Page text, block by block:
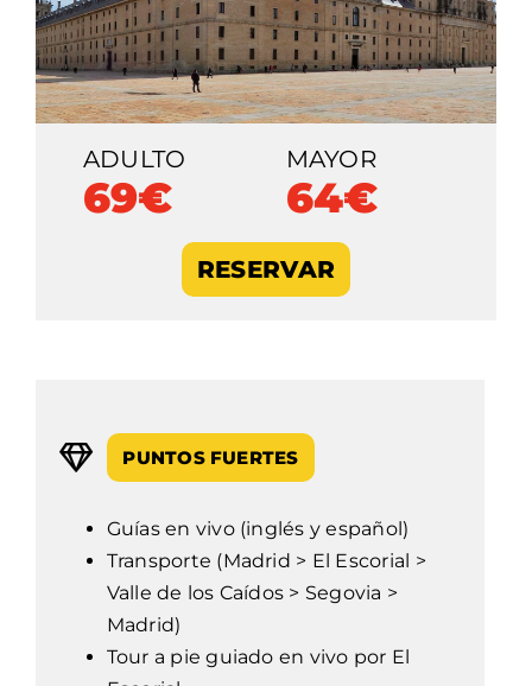
ADULTO
69€
MAYOR
64€
RESERVAR
PUNTOS FUERTES
Guías en vivo (inglés y español)
Transporte (Madrid > El Escorial >
Valle de los Caídos > Segovia >
Madrid)
Tour a pie guiado en vivo por El